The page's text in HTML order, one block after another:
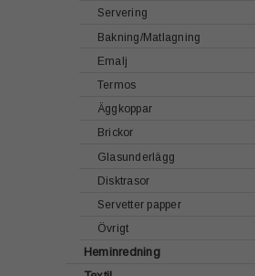
Emalj
Handgjord Keramik
Servering
Bakning/Matlagning
Emalj
Termos
Äggkoppar
Brickor
Glasunderlägg
Disktrasor
Servetter papper
Övrigt
Heminredning